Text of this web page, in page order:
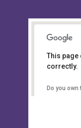
This page